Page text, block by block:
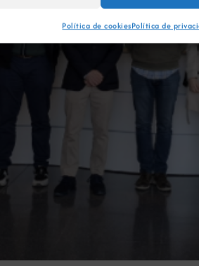
Política de cookiesPolítica de